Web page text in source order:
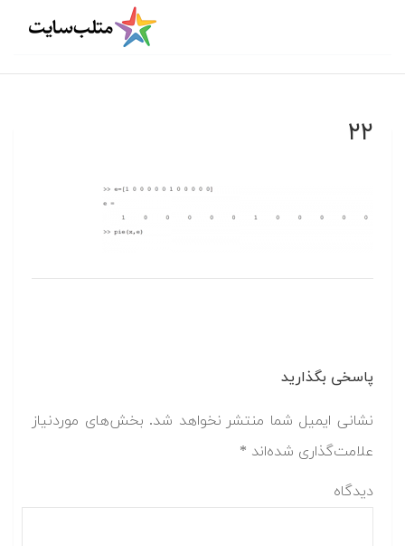
۲۲
پاسخی بگذارید
نشانی ایمیل شما منتشر نخواهد شد. بخش‌های موردنیاز
علامت‌گذاری شده‌اند *
دیدگاه